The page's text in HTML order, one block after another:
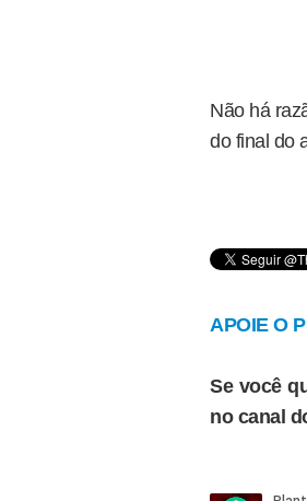
Não há
do final do
APOIE O
Se você
no canal